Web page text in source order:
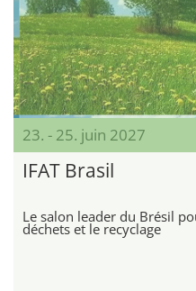
23. - 25. juin 2027
IFAT Brasil
Le salon leader du Brésil
déchets et le recyclage